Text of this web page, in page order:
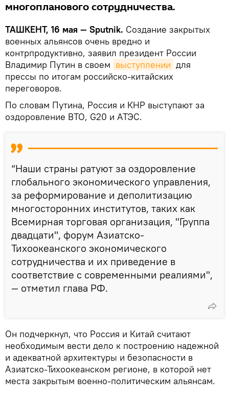
многопланового сотрудничества.
ТАШКЕНТ, 16 мая — Sputnik. Создание закрытых
военных альянсов очень вредно и
контрпродуктивно, заявил президент России
Владимир Путин в своем выступлении для
прессы по итогам российско-китайских
переговоров.
По словам Путина, Россия и КНР выступают за
оздоровление ВТО, G20 и АТЭС.
“Наши страны ратуют за оздоровление
глобального экономического управления,
за реформирование и деполитизацию
многосторонних институтов, таких как
Всемирная торговая организация, "Группа
двадцати", форум Азиатско-
Тихоокеанского экономического
сотрудничества и их приведение в
соответствие с современными реалиями",
— отметил глава РФ.
Он подчеркнул, что Россия и Китай считают
необходимым вести дело к построению надежной
и адекватной архитектуры и безопасности в
Азиатско-Тихоокеанском регионе, в которой нет
места закрытым военно-политическим альянсам.